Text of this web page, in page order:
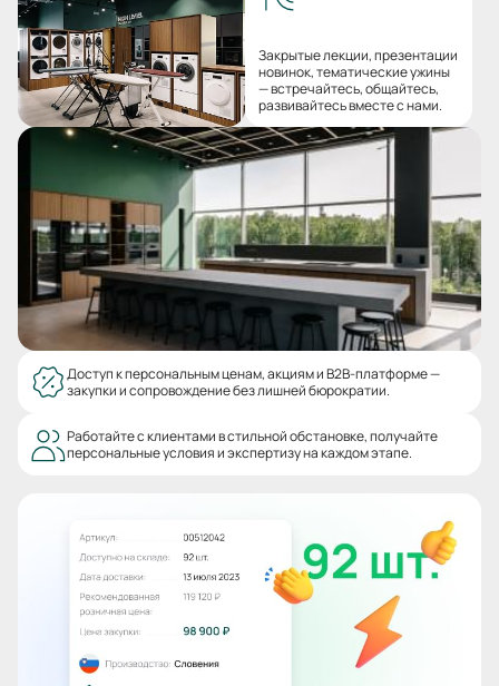
Закрытые лекции, презентации
новинок, тематические ужины
— встречайтесь, общайтесь,
развивайтесь вместе с нами.
Доступ к персональным ценам, акциям и B2B-платформе —
закупки и сопровождение без лишней бюрократии.
Работайте с клиентами в стильной обстановке, получайте
персональные условия и экспертизу на каждом этапе.